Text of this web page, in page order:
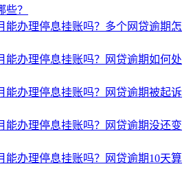
？
能办理停息挂账吗？多个网贷逾期怎
能办理停息挂账吗？网贷逾期如何处
能办理停息挂账吗？网贷逾期被起诉
能办理停息挂账吗？网贷逾期没还变
能办理停息挂账吗？网贷逾期10天算